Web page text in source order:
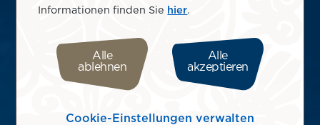
Informationen finden Sie hier
Alle
ablehnen
Alle
akzeptieren
Cookie-Einstellungen verwalten